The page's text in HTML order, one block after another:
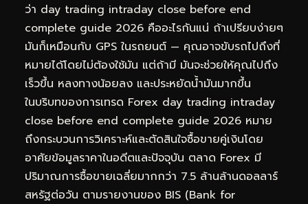
ว่า day trading intraday close before end
complete guide 2026 คืออะไรกันแน่ ถ้าเปรียบง่ายๆ
มันก็เหมือนกับ GPS ในรถยนต์ — คุณอาจขับรถไปถึงที่
หมายได้โดยไม่ต้องใช้มัน แต่ถ้ามี มันจะช่วยให้คุณไปถึง
เร็วขึ้น หลงทางน้อยลง และประหยัดน้ำมันมากขึ้น
ในบริบทของการเทรด Forex day trading intraday
close before end complete guide 2026 หมาย
ถึงกระบวนการวิเคราะห์และตัดสินใจซื้อขายคู่เงินโดย
อาศัยข้อมูลราคาในอดีตและปัจจุบัน ตลาด Forex มี
ปริมาณการซื้อขายเฉลี่ยมากกว่า 7.5 ล้านล้านดอลลาร์
สหรัฐต่อวัน ตามรายงานของ BIS (Bank for